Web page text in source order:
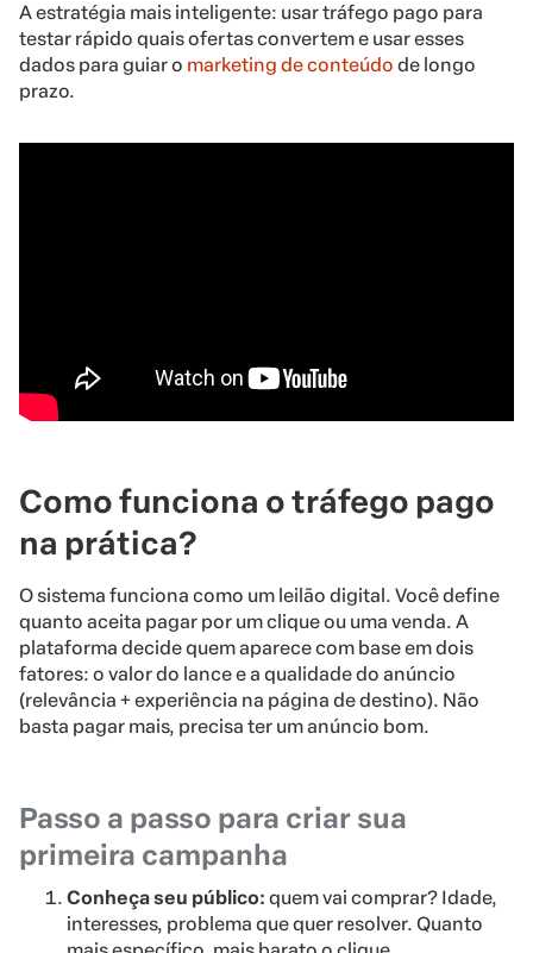
A estratégia mais inteligente: usar tráfego pago para
testar rápido quais ofertas convertem e usar esses
dados para guiar o marketing de conteúdo de longo
prazo.
Como funciona o tráfego pago
na prática?
O sistema funciona como um leilão digital. Você define
quanto aceita pagar por um clique ou uma venda. A
plataforma decide quem aparece com base em dois
fatores: o valor do lance e a qualidade do anúncio
(relevância + experiência na página de destino). Não
basta pagar mais, precisa ter um anúncio bom.
Passo a passo para criar sua
primeira campanha
Conheça seu público: quem vai comprar? Idade,
interesses, problema que quer resolver. Quanto